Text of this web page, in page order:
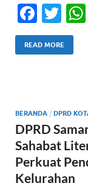
F
ac
e
o
k
T
w
itt
READ MORE
BERANDA / DPRD
DPRD
Sahabat
Perkuat
Kelurahan